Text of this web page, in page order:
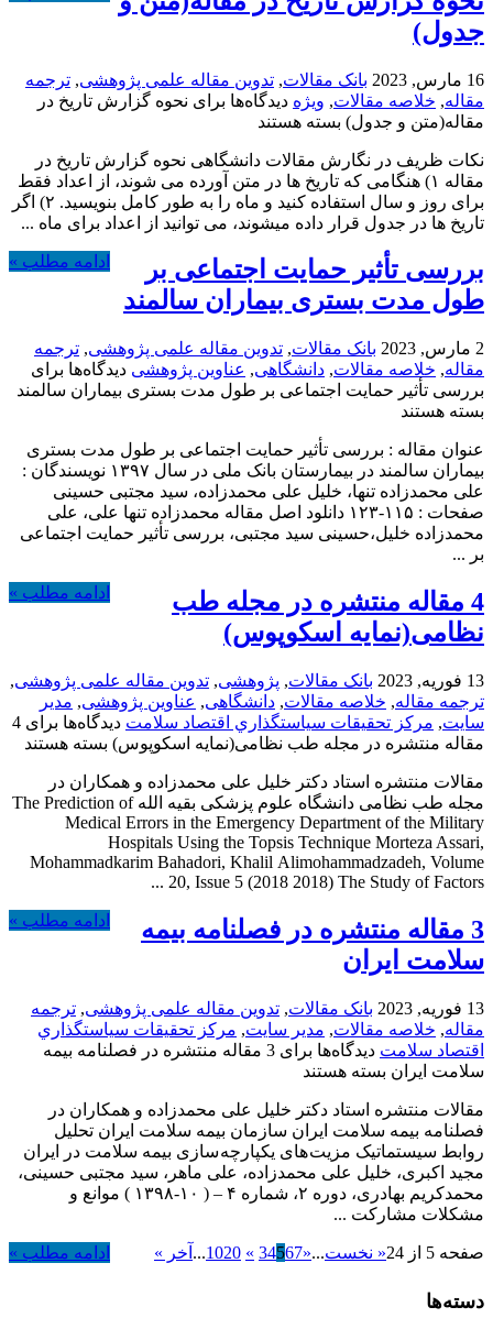
جدول)
16 مارس, 2023 بانک مقالات, تدوین مقاله علمی پژوهشی, ترجمه
مقاله, خلاصه مقالات, ویژه دیدگاه‌ها برای نحوه گزارش تاریخ در
مقاله(متن و جدول) بسته هستند
نکات ظریف در نگارش مقالات دانشگاهی نحوه گزارش تاریخ در
مقاله ۱) هنگامی که تاریخ ها در متن آورده می شوند، از اعداد فقط
برای روز و سال استفاده کنید و ماه را به طور کامل بنویسید. ۲) اگر
تاریخ ها در جدول قرار داده میشوند، می توانید از اعداد برای ماه ...
ادامه مطلب »
بررسی تأثیر حمایت اجتماعی بر
طول مدت بستری بیماران سالمند
2 مارس, 2023 بانک مقالات, تدوین مقاله علمی پژوهشی, ترجمه
مقاله, خلاصه مقالات, دانشگاهی, عناوین پژوهشی دیدگاه‌ها برای
بررسی تأثیر حمایت اجتماعی بر طول مدت بستری بیماران سالمند
بسته هستند
عنوان مقاله : بررسی تأثیر حمایت اجتماعی بر طول مدت بستری
بیماران سالمند در بیمارستان بانک ملی در سال ۱۳۹۷ نویسندگان :
علی محمدزاده تنها، خلیل علی محمدزاده، سید مجتبی حسینی
صفحات : ۱۱۵-۱۲۳ دانلود اصل مقاله محمدزاده تنها علی، علی
محمدزاده خلیل،حسینی سید مجتبی، بررسی تأثیر حمایت اجتماعی
بر ...
ادامه مطلب »
4 مقاله منتشره در مجله طب
نظامی(نمایه اسکوپوس)
13 فوریه, 2023 بانک مقالات, پژوهشی, تدوین مقاله علمی پژوهشی,
ترجمه مقاله, خلاصه مقالات, دانشگاهی, عناوین پژوهشی, مدیر
سایت, مركز تحقيقات سياستگذاري اقتصاد سلامت دیدگاه‌ها
برای 4
مقاله منتشره در مجله طب نظامی(نمایه اسکوپوس) بسته هستند
مقالات منتشره استاد دکتر خلیل علی محمدزاده و همکاران در
مجله طب نظامی دانشگاه علوم پزشکی بقیه الله The Prediction of
Medical Errors in the Emergency Department of the Military
Hospitals Using the Topsis Technique Morteza Assari,
Mohammadkarim Bahadori, Khalil Alimohammadzadeh, Volume
20, Issue 5 (2018 2018) The Study of Factors ...
ادامه مطلب »
3 مقاله منتشره در فصلنامه بیمه
سلامت ایران
13 فوریه, 2023 بانک مقالات, تدوین مقاله علمی پژوهشی, ترجمه
مقاله, خلاصه مقالات, مدیر سایت, مركز تحقيقات سياستگذاري
اقتصاد سلامت دیدگاه‌ها
برای 3 مقاله منتشره در فصلنامه بیمه
سلامت ایران بسته هستند
مقالات منتشره استاد دکتر خلیل علی محمدزاده و همکاران در
فصلنامه بیمه سلامت ایران سازمان بیمه سلامت ایران تحلیل
روابط سیستماتیک مزیت های یکپارچه سازی بیمه سلامت در ایران
مجید اکبری، خلیل علی محمدزاده، علی ماهر، سید مجتبی حسینی،
محمدکریم بهادری، دوره ۲، شماره ۴ – ( ۱۰-۱۳۹۸ ) موانع و
مشکلات مشارکت ...
ادامه مطلب » صفحه 5 از 24 « نخست...
«
34567
»
1020
... آخر »
دسته‌ها